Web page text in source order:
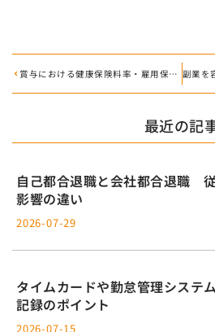
賞与における健康保険料率・雇用保険料率 ～いつから新料率を適用すべきか～
最近の記
自己都合退職と会社都合退職
影響の違い
2026-07-29
タイムカードや勤怠管理システ
記録のポイント
2026-07-15